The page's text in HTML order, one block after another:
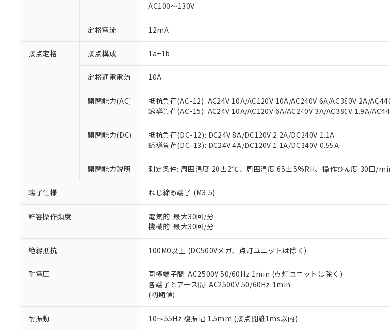
AC100～130V
定格電流 12mA
接点定格 接点構成 1a+1b
定格通電電流 10A
開閉能力(AC)
抵抗負荷(AC-12): AC24V 10A/AC120V 10A/AC240V 6A/AC380V 2A/
誘導負荷(AC-15): AC24V 10A/AC120V 6A/AC240V 3A/AC380V 1.9A/
開閉能力(DC)
抵抗負荷(DC-12): DC24V 8A/DC120V 2.2A/DC240V 1.1A
誘導負荷(DC-13): DC24V 4A/DC120V 1.1A/DC240V 0.55A
開閉能力説明 測定条件: 周囲温度 20±2℃、周囲湿度 65±5%RH、操作ひん度 30回/
端子仕様 ねじ締め端子 (M3.5)
許容操作頻度
電気的: 最大30回/分
機械的: 最大30回/分
絶縁抵抗 100MΩ以上 (DC500Vメガ、点灯ユニットは除く)
耐電圧
同極端子間: AC2500V 50/60Hz 1min (点灯ユニットは除く)
各端子とアース間: AC2500V 50/60Hz 1min
(初期値)
耐振動 10～55Hz 複振幅 1.5mm (接点開離1ms以内)
ご利用条件
以下の条件をお読みいただき、同意のうえご利用ください。
くものです。
当社制御機器事業取扱商品の中には、本サービスの対象外となる
在庫状況および標準価格照会結果は、記載している更新日時点で
のであり、閲覧された時点での実際の在庫および標準価格とは異
い。
正式な納期状況および標準価格はお客様のお取引先、またはお客
当社販売員にご相談ください。
オムロン制御機器販売店や当社販売拠点は「 販売ネットワーク
在庫状況および標準価格結果を当社の事前の承諾なく第三者に漏
す。
マイパーツ機能（部品リスト作成サービス）をご利用いただくに
お客様が当ウェブサイト上で当社にご登録された部品リストにつ
が、当社の製品・サービスに関するお客様との取引・商談に必要
さい。
※当社の共同利用者とは、"個人情報の共同利用に関して"
いる法人を指します。
対応済み：EU RoHS指令（10物質）の非含有に対応した製品が提供
調査・確認中：EU RoHS指令（10物質）の非含有の対応状況を調査中
非該当品：ライセンス料など無形物で、有害物質有無と関係のない商
仕入先様の事情により、非含有部品としていたものが、含有品と判明
があります。
六価クロム(Cr(Ⅵ)) 1000ppm以下、ポリ臭化ビフェニル類(PBB) 1000ppm以下、ポリ臭化
フタル酸ビス(2-エチルヘキシル) (DEHP)(別名：DOP) 1000ppm以下、フタル酸ブチルベン
ル（DBP） 1000ppm以下、フタル酸ジイソブチル (DIBP) 1000ppm以下
但し、RoHS指令で産業用監視および制御機器に対する適用除外項目は除く。
※2 対応予定月
部品在庫の切り替え状況などにより、予定月が前後することがありま
※3 非含有証明書ダウンロード
下記の非含有証明書をダウンロードすることができます。
EU RoHS指令（10物質）の非含有証明書
51物質の非含有証明書（当社基準）
※本証明書は発行日時点で非含有を証明するもので、過去に遡って非含
また、RoHS指令のフタル酸エステル類４物質の対応では、対応完了
混在することから備考欄に対応日を記載しておりました。
既に当社にて対応品への在庫切替を完了していることから、特段の
り割愛しております。
※1 中国RoHS○×表
「×」：最大均質材料含有率が中国RoHSの基準値を超えていることを
「－」：未確認です。当社販売部門へお問い合わせください。
*中国RoHS10物質の基準値 (GB/T26572)：
DBP(フタル酸ジブチル) : 1000ppm、 DIBP(フタル酸ジイソブチル) : 1000ppm、 BBP(フタ
DEHP(フタル酸ビス(2-エチルヘキシル)) : 1000ppm
※2 環境保護使用期限
「ｅ」：有害物質（10物質）のすべてが基準値以下であることを示しま
「10」：通常の使用状況下において有害物質が外部に漏えいし、環境
味します。
「－」：未確認です。当社販売部門へお問い合わせください。
う）を輸出または国外への提供する場合は、日本国政府の輸出許
などの必要な手続きをとります。
当社は規制貨物を破棄する場合は、完全に破砕するなど、違法に
当社は貴社製品を、核兵器、ミサイル、化学兵器、生物兵器また
置等に一切使用いたしません。
当社は、貴社製品を第三者に販売する場合は、上記1、2および3
また当社は、販売先および販売に係わる関係者が違法に輸出する
たしません。
記
号
説明
○ 一定数以上の在庫あり
△ 一定数には満たないが在庫あり
－
在庫なし(最新の在庫状況については、お客様のお取引先、ま
機器販売店・当社販売員にご確認ください)
空
白
受注生産機種、また在庫状況の情報を公開していない機種